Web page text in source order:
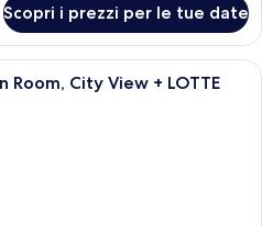
Scopri i prezzi per le tue date
Un edificio moderno e slanciato con
Room, City View + LOTTE